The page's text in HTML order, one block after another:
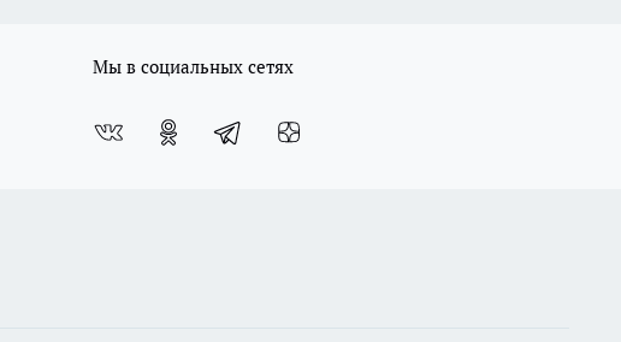
Мы в социальных сетях